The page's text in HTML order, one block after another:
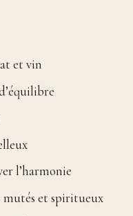
et vin
l’harmonie
mutés et spiritueux